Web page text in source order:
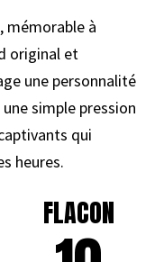
mémorable à
original et
une personnalité
simple pression
qui
heures.
FLACON